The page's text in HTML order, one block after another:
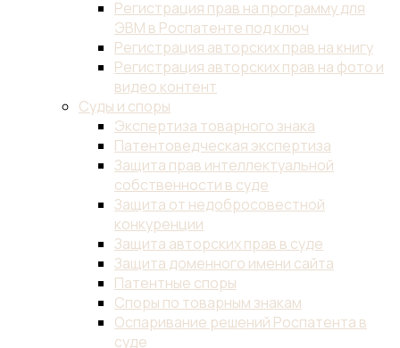
Регистрация прав на программу для
ЭВМ в Роспатенте под ключ
Регистрация авторских прав на книгу
Регистрация авторских прав на фото и
видео контент
Суды и споры
Экспертиза товарного знака
Патентоведческая экспертиза
Защита прав интеллектуальной
собственности в суде
Защита от недобросовестной
конкуренции
Защита авторских прав в суде
Защита доменного имени сайта
Патентные споры
Споры по товарным знакам
Оспаривание решений Роспатента в
суде